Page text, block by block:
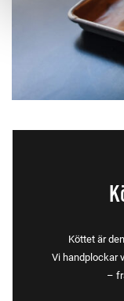
Köttet är
Vi handplockar
–